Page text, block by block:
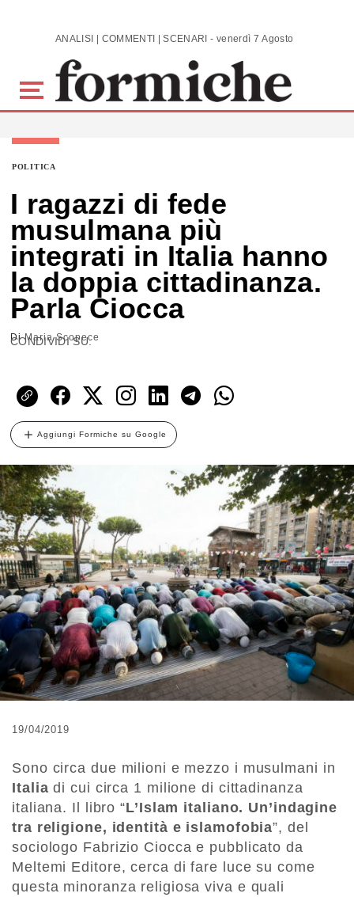
Skip to main content ANALISI | COMMENTI | SCENARI - venerdì 7 Agosto 2026
POLITICA
I ragazzi di fede
musulmana più
integrati in Italia hanno
la doppia cittadinanza.
Parla Ciocca
DiMaria Scopece
CONDIVIDI SU:
Aggiungi Formiche su Google
19/04/2019
Sono circa due milioni e mezzo i musulmani in
Italia di cui circa 1 milione di cittadinanza
italiana. Il libro “L’Islam italiano. Un’indagine
tra religione, identità e islamofobia”, del
sociologo Fabrizio Ciocca e pubblicato da
Meltemi Editore, cerca di fare luce su come
questa minoranza religiosa viva e quali